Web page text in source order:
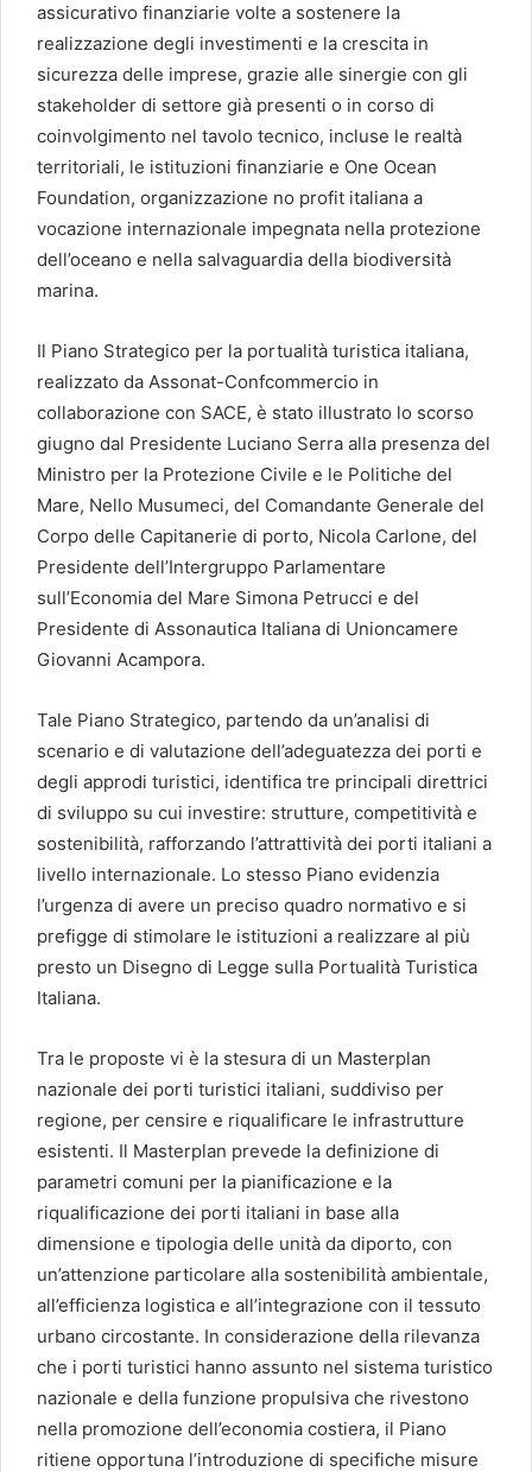
assicurativo finanziarie volte a sostenere la
realizzazione degli investimenti e la crescita in
sicurezza delle imprese, grazie alle sinergie con gli
stakeholder di settore già presenti o in corso di
coinvolgimento nel tavolo tecnico, incluse le realtà
territoriali, le istituzioni finanziarie e One Ocean
Foundation, organizzazione no profit italiana a
vocazione internazionale impegnata nella protezione
dell’oceano e nella salvaguardia della biodiversità
marina.
Il Piano Strategico per la portualità turistica italiana,
realizzato da Assonat-Confcommercio in
collaborazione con SACE, è stato illustrato lo scorso
giugno dal Presidente Luciano Serra alla presenza del
Ministro per la Protezione Civile e le Politiche del
Mare, Nello Musumeci, del Comandante Generale del
Corpo delle Capitanerie di porto, Nicola Carlone, del
Presidente dell’Intergruppo Parlamentare
sull’Economia del Mare Simona Petrucci e del
Presidente di Assonautica Italiana di Unioncamere
Giovanni Acampora.
Tale Piano Strategico, partendo da un’analisi di
scenario e di valutazione dell’adeguatezza dei porti e
degli approdi turistici, identifica tre principali direttrici
di sviluppo su cui investire: strutture, competitività e
sostenibilità, rafforzando l’attrattività dei porti italiani a
livello internazionale. Lo stesso Piano evidenzia
l’urgenza di avere un preciso quadro normativo e si
prefigge di stimolare le istituzioni a realizzare al più
presto un Disegno di Legge sulla Portualità Turistica
Italiana.
Tra le proposte vi è la stesura di un Masterplan
nazionale dei porti turistici italiani, suddiviso per
regione, per censire e riqualificare le infrastrutture
esistenti. Il Masterplan prevede la definizione di
parametri comuni per la pianificazione e la
riqualificazione dei porti italiani in base alla
dimensione e tipologia delle unità da diporto, con
un’attenzione particolare alla sostenibilità ambientale,
all’efficienza logistica e all’integrazione con il tessuto
urbano circostante. In considerazione della rilevanza
che i porti turistici hanno assunto nel sistema turistico
nazionale e della funzione propulsiva che rivestono
nella promozione dell’economia costiera, il Piano
ritiene opportuna l’introduzione di specifiche misure